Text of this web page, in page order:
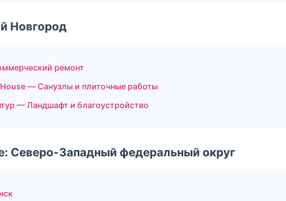
Новгород
ремонт
— Санузлы и плиточные работы
— Ландшафт и благоустройство
Северо-Западный федеральный округ